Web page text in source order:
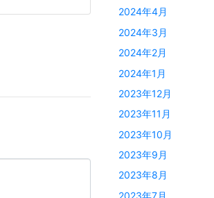
2024年4月
2024年3月
2024年2月
2024年1月
2023年12月
2023年11月
2023年10月
2023年9月
2023年8月
2023年7月